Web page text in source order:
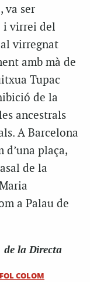
va ser
i virrei del
virregnat
amb mà de
Tupac
de la
ancestrals
A Barcelona
d’una plaça,
de la
a Palau de
de la Directa
COLOM